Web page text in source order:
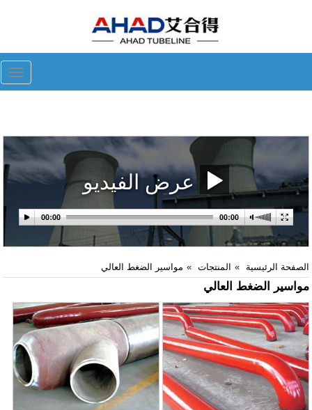
عرض الفيديو
الصفحة الرئيسية المنتجات مواسير الضغط العالي
مواسير الضغط العالي